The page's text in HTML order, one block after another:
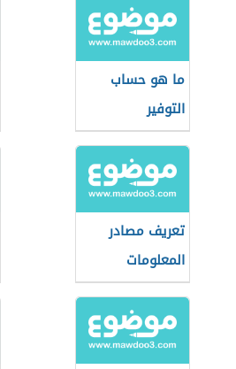
ما هو حساب
التوفير
تعريف مصادر
المعلومات